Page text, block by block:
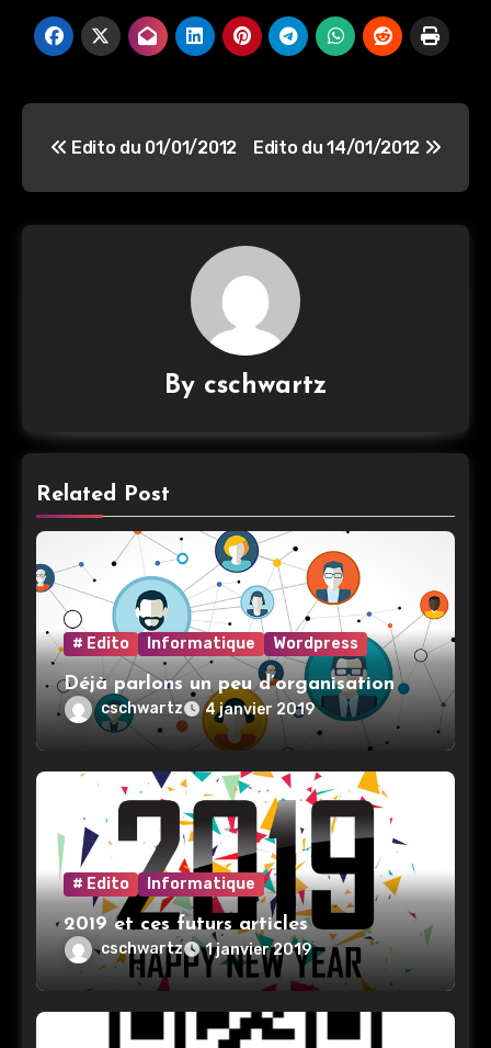
Edito du 01/01/2012 Edito du 14/01/2012
By cschwartz
Related Post
# Edito Informatique Wordpress
Déjà parlons un peu d’organisation
cschwartz 4 janvier 2019
# Edito Informatique
2019 et ces futurs articles
cschwartz 1 janvier 2019